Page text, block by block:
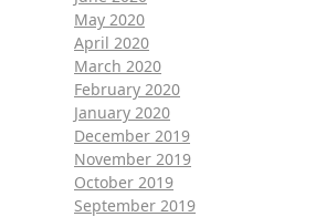
May 2020
April 2020
March 2020
February 2020
January 2020
December 2019
November 2019
October 2019
September 2019